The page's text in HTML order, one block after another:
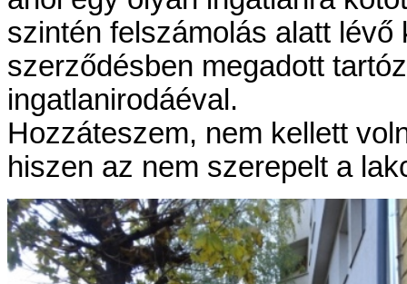
szintén felszámolás alatt
szerződésben megadott
ingatlanirodáéval.
Hozzáteszem, nem kellett
hiszen az nem szerepelt a